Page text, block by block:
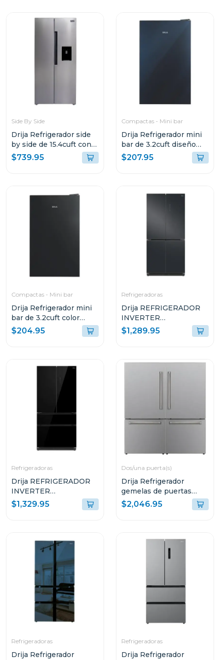
Side By Side
Drija Refrigerador side
by side de 15.4cuft con
dispensador
$739.95
Compactas - Mini bar
Drija Refrigerador mini
bar de 3.2cuft diseño
espejo mirror 3
$207.95
Compactas - Mini bar
Drija Refrigerador mini
bar de 3.2cuft color
negro
$204.95
Refrigeradoras
Drija REFRIGERADOR
INVERTER
EMPOTRABLE DE
18.4P³ ULTRA FAST
$1,289.95
Refrigeradoras
Drija REFRIGERADOR
INVERTER
EMPOTRABLE DE
18.1P³ ULTRA FAST
$1,329.95
Dos/una puerta(s)
Drija Refrigerador
gemelas de puertas
francesas de 36cuft
$2,046.95
Refrigeradoras
Drija Refrigerador
Refrigeradoras
Drija Refrigerador